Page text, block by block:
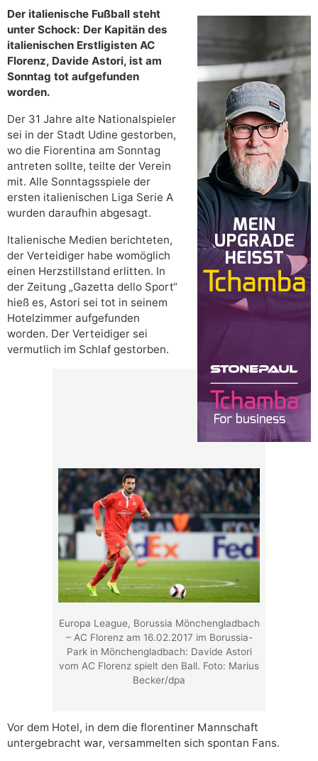
Der italienische Fußball steht
unter Schock: Der Kapitän des
italienischen Erstligisten AC
Florenz, Davide Astori, ist am
Sonntag tot aufgefunden
worden.
Der 31 Jahre alte Nationalspieler
sei in der Stadt Udine gestorben,
wo die Fiorentina am Sonntag
antreten sollte, teilte der Verein
mit. Alle Sonntagsspiele der
ersten italienischen Liga Serie A
wurden daraufhin abgesagt.
Italienische Medien berichteten,
der Verteidiger habe womöglich
einen Herzstillstand erlitten. In
der Zeitung „Gazetta dello Sport“
hieß es, Astori sei tot in seinem
Hotelzimmer aufgefunden
worden. Der Verteidiger sei
vermutlich im Schlaf gestorben.
Europa League, Borussia Mönchengladbach
– AC Florenz am 16.02.2017 im Borussia-
Park in Mönchengladbach: Davide Astori
vom AC Florenz spielt den Ball. Foto: Marius
Becker/dpa
Vor dem Hotel, in dem die florentiner Mannschaft
untergebracht war, versammelten sich spontan Fans.